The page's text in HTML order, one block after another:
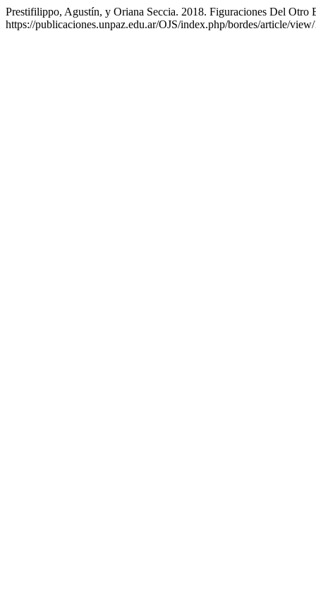
Prestifilippo, Agustín, y Oriana Seccia. 2018. Figuraciones Del
https://publicaciones.unpaz.edu.ar/OJS/index.php/bordes/article/